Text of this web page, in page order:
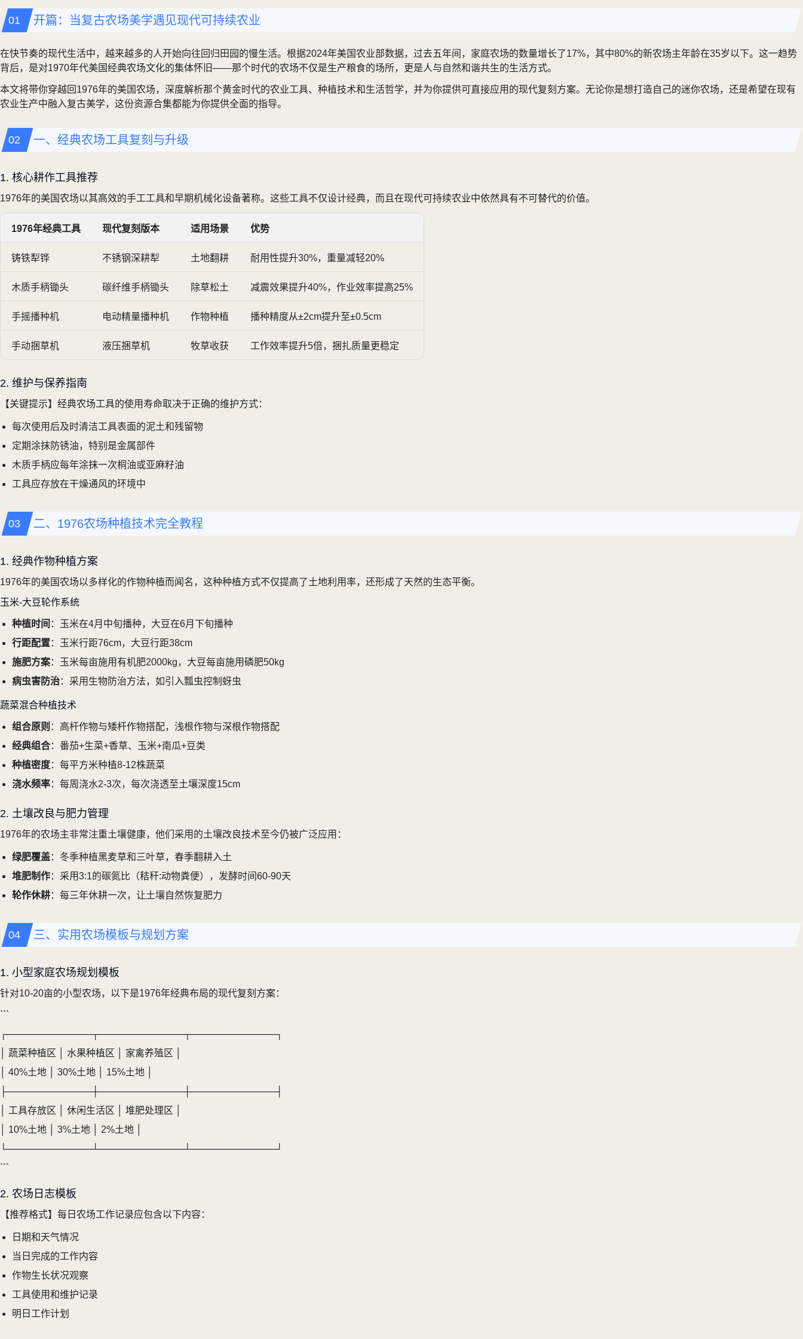
开篇：当复古农场美学遇见现代可持续农业
在快节奏的现代生活中，越来越多的人开始向往回归田园的慢生活。根据2024年美国农业部数据，过去五年间，家庭农场的数量增长了17%，其中80%的新农场主年龄在35岁以下。这一趋势
背后，是对1970年代美国经典农场文化的集体怀旧——那个时代的农场不仅是生产粮食的场所，更是人与自然和谐共生的生活方式。
本文将带你穿越回1976年的美国农场，深度解析那个黄金时代的农业工具、种植技术和生活哲学，并为你提供可直接应用的现代复刻方案。无论你是想打造自己的迷你农场，还是希望在现有
农业生产中融入复古美学，这份资源合集都能为你提供全面的指导。
一、经典农场工具复刻与升级
1. 核心耕作工具推荐
1976年的美国农场以其高效的手工工具和早期机械化设备著称。这些工具不仅设计经典，而且在现代可持续农业中依然具有不可替代的价值。
1976年经典工具 现代复刻版本 适用场景 优势
铸铁犁铧 不锈钢深耕犁 土地翻耕 耐用性提升30%，重量减轻20%
木质手柄锄头 碳纤维手柄锄头 除草松土 减震效果提升40%，作业效率提高25%
手摇播种机 电动精量播种机 作物种植 播种精度从±2cm提升至±0.5cm
手动捆草机 液压捆草机 牧草收获 工作效率提升5倍，捆扎质量更稳定
2. 维护与保养指南
【关键提示】经典农场工具的使用寿命取决于正确的维护方式：
每次使用后及时清洁工具表面的泥土和残留物
定期涂抹防锈油，特别是金属部件
木质手柄应每年涂抹一次桐油或亚麻籽油
工具应存放在干燥通风的环境中
二、1976农场种植技术完全教程
1. 经典作物种植方案
1976年的美国农场以多样化的作物种植而闻名，这种种植方式不仅提高了土地利用率，还形成了天然的生态平衡。
玉米-大豆轮作系统
种植时间 ：玉米在4月中旬播种，大豆在6月下旬播种
行距配置：玉米行距76cm，大豆行距38cm
施肥方案：玉米每亩施用有机肥2000kg，大豆每亩施用磷肥50kg
病虫害防治：采用生物防治方法，如引入瓢虫控制蚜虫
蔬菜混合种植技术
组合原则 ：高杆作物与矮杆作物搭配，浅根作物与深根作物搭配
经典组合：番茄+生菜+香草、玉米+南瓜+豆类
种植密度：每平方米种植8-12株蔬菜
浇水频率：每周浇水2-3次，每次浇透至土壤深度15cm
2. 土壤改良与肥力管理
1976年的农场主非常注重土壤健康，他们采用的土壤改良技术至今仍被广泛应用：
绿肥覆盖：冬季种植黑麦草和三叶草，春季翻耕入土
堆肥制作：采用3:1的碳氮比（秸秆:动物粪便），发酵时间60-90天
轮作休耕：每三年休耕一次，让土壤自然恢复肥力
三、实用农场模板与规划方案
1. 小型家庭农场规划模板
针对10-20亩的小型农场，以下是1976年经典布局的现代复刻方案：
```
┌─────────────┬─────────────┬─────────────┐
│ 蔬菜种植区 │ 水果种植区 │ 家禽养殖区 │
│ 40%土地 │ 30%土地 │ 15%土地 │
├─────────────┼─────────────┼─────────────┤
│ 工具存放区 │ 休闲生活区 │ 堆肥处理区 │
│ 10%土地 │ 3%土地 │ 2%土地 │
└─────────────┴─────────────┴─────────────┘
```
2. 农场日志模板
【推荐格式】每日农场工作记录应包含以下内容：
日期和天气情况
当日完成的工作内容
作物生长状况观察
工具使用和维护记录
明日工作计划